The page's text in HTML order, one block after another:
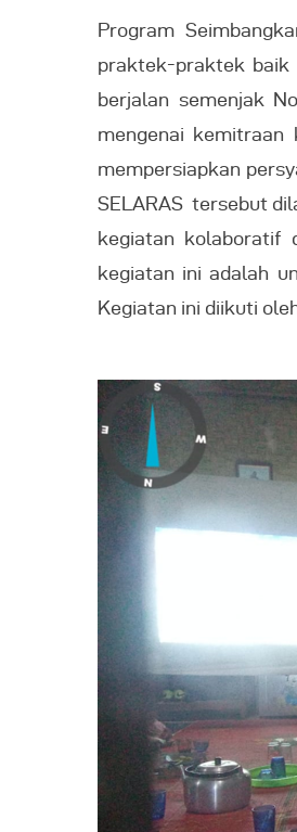
Program
praktek-praktek baik
berjalan semenjak
mengenai kemitraan
mempersiapkan
SELARAS tersebut
kegiatan kolaboratif
kegiatan ini adalah
Kegiatan ini diikuti